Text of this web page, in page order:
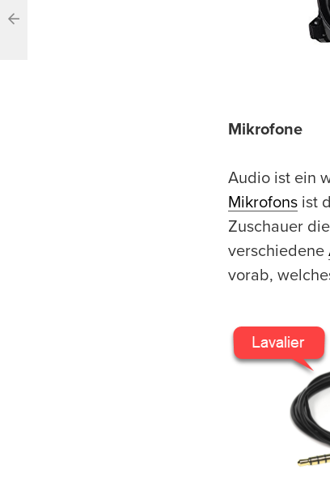
Mikrofone
Audio ist ein
Mikrofons ist
Zuschauer
verschiedene
vorab,